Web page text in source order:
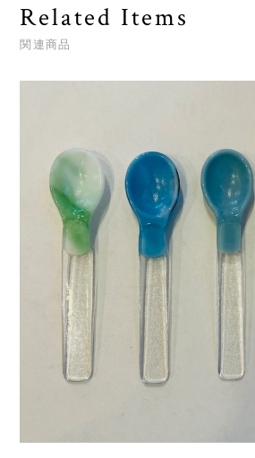
Related Items
関連商品